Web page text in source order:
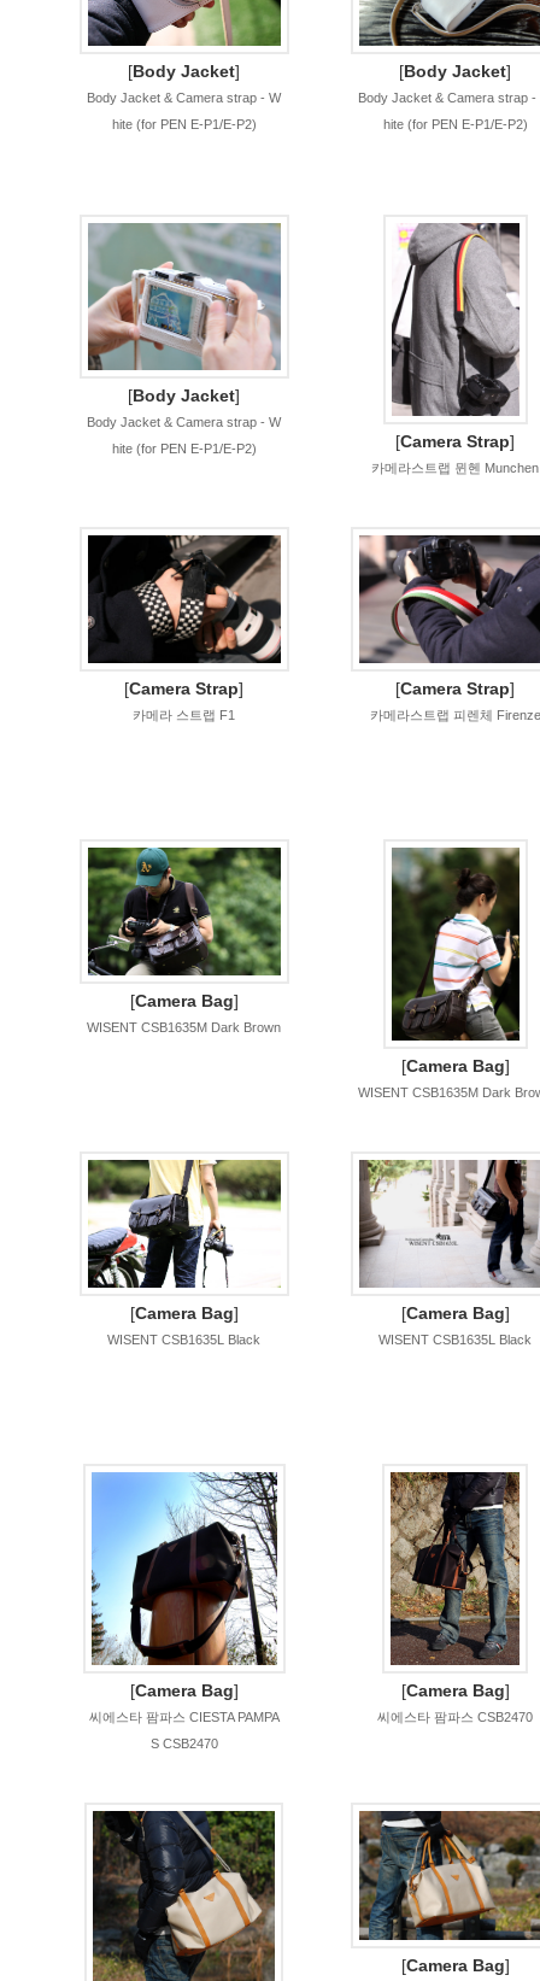
[Body Jacket]
Body Jacket & Camera strap - W
hite (for PEN E-P1/E-P2)
[Body Jacket]
Body Jacket & Camera strap -
hite (for PEN E-P1/E-P2)
[Body Jacket]
Body Jacket & Camera strap - W
hite (for PEN E-P1/E-P2)
[Camera Strap]
카메라스트랩 뮌헨 Munchen
[Camera Strap]
카메라 스트랩 F1
[Camera Strap]
카메라스트랩 피렌체 Firenze
[Camera Bag]
WISENT CSB1635M Dark Brown
[Camera Bag]
WISENT CSB1635M Dark
[Camera Bag]
WISENT CSB1635L Black
[Camera Bag]
WISENT CSB1635L Black
[Camera Bag]
씨에스타 팜파스 CIESTA PAMPA
S CSB2470
[Camera Bag]
씨에스타 팜파스 CSB2470
[Camera Bag]